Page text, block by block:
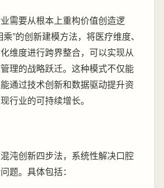
需要从根本上重构价值创造逻
”的创新建模方法，将医疗维度、
维度进行跨界整合，可以实现从
理的战略跃迁。这种模式不仅能
通过技术创新和数据驱动提升资
行业的可持续增长。
沌创新四步法，系统性解决口腔
题。具体包括：